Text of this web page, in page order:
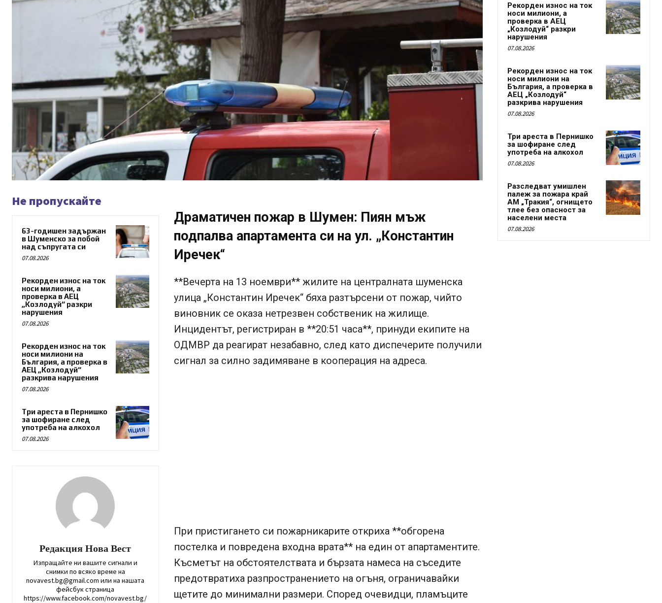
Не пропускайте
63-годишен задържан
в Шуменско за побой
над съпругата си
07.08.2026
Рекорден износ на ток
носи милиони, а
проверка в АЕЦ
„Козлодуй“ разкри
нарушения
07.08.2026
Рекорден износ на ток
носи милиони на
България, а проверка в
АЕЦ „Козлодуй“
разкрива нарушения
07.08.2026
Три ареста в Пернишко
за шофиране след
употреба на алкохол
07.08.2026
Редакция Нова Вест
Изпращайте ни вашите сигнали и
снимки по всяко време на
novavest.bg@gmail.com или на нашата
фейсбук страница
https://www.facebook.com/novavest.bg/
Драматичен пожар в Шумен: Пиян мъж
подпалва апартамента си на ул. „Константин
Иречек“
**Вечерта на 13 ноември** жилите на централната шуменска
улица „Константин Иречек“ бяха разтърсени от пожар, чийто
виновник се оказа нетрезвен собственик на жилище.
Инцидентът, регистриран в **20:51 часа**, принуди екипите на
ОДМВР да реагират незабавно, след като диспечерите получили
сигнал за силно задимяване в кооперация на адреса.
При пристигането си пожарникарите откриха **обгорена
постелка и повредена входна врата** на един от апартаментите.
Късметът на обстоятелствата и бързата намеса на съседите
предотвратиха разпространението на огъня, ограничавайки
щетите до минимални размери. Според очевидци, пламъците
Рекорден износ на ток
носи милиони, а
проверка в АЕЦ
„Козлодуй“ разкри
нарушения
07.08.2026
Рекорден износ на ток
носи милиони на
България, а проверка в
АЕЦ „Козлодуй“
разкрива нарушения
07.08.2026
Три ареста в Пернишко
за шофиране след
употреба на алкохол
07.08.2026
Разследват умишлен
палеж за пожара край
АМ „Тракия“, огнището
тлее без опасност за
населени места
07.08.2026